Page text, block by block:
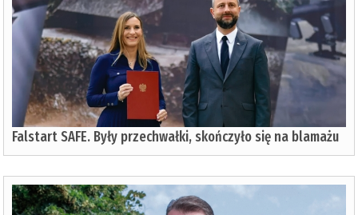
Falstart SAFE. Były przechwałki, skończyło się na blamażu